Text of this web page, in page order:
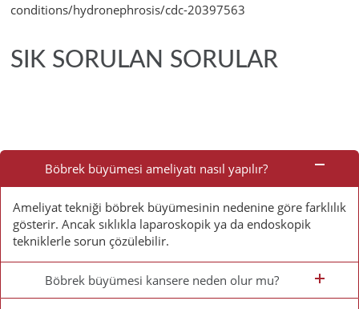
conditions/hydronephrosis/cdc-20397563
SIK SORULAN SORULAR
Sorulan
Sorular
Böbrek büyümesi ameliyatı nasıl yapılır?
Ameliyat tekniği böbrek büyümesinin nedenine göre farklılık
gösterir. Ancak sıklıkla laparoskopik ya da endoskopik
tekniklerle sorun çözülebilir.
Böbrek büyümesi kansere neden olur mu?